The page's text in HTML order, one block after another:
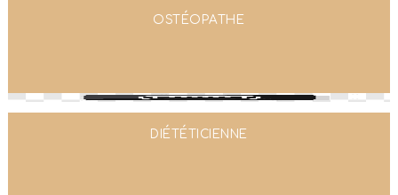
OSTÉOPATHE
DIÉTÉTICIENNE